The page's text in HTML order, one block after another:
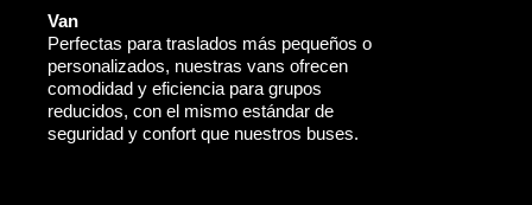
Van
Perfectas para traslados más pequeños o
personalizados, nuestras vans ofrecen
comodidad y eficiencia para grupos
reducidos, con el mismo estándar de
seguridad y confort que nuestros buses.